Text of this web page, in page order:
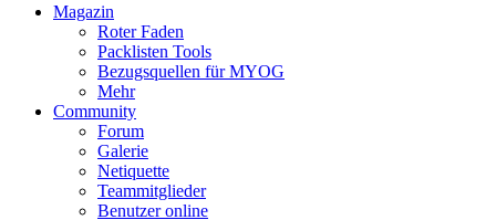
Magazin
Roter Faden
Packlisten Tools
Bezugsquellen für MYOG
Mehr
Community
Forum
Galerie
Netiquette
Teammitglieder
Benutzer online